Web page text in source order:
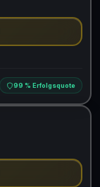
99 % Erfolgsquote